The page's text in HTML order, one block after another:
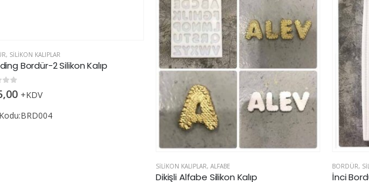
BORDÜR,SILIKON KALIPLAR
İnci Bordür Küçük Boy Silikon Kalıp
BORDÜR,